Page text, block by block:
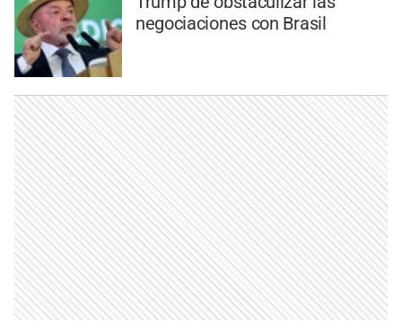
negociaciones con Brasil